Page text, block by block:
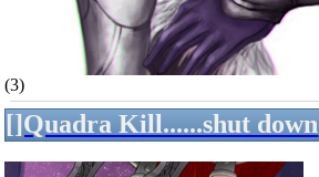
(3)
[]Quadra Kill......shut down